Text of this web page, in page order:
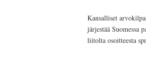
Kansalliset
järjestää Suomessa
liitolta osoitteesta